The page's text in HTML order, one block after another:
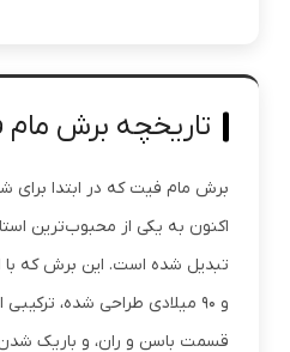
تاریخچه برش
برش مام فیت که در ابتدا برای
اکنون به یکی از محبوب‌ترین
و ۹۰ میلادی طراحی شده،
قسمت باسن و ران، و باریک